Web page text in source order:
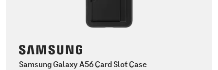
Samsung Galaxy A56 Card Slot Case